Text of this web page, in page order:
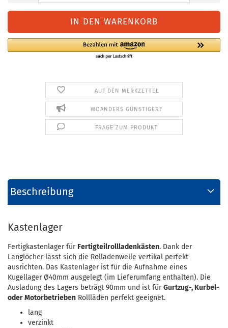
AUF DEN MERKZETTEL
WOANDERS GÜNSTIGER?
FRAGE ZUM PRODUKT
Beschreibung
Kastenlager
Fertigkastenlager für Fertigteilrollladenkästen. Dank der
Langlöcher lässt sich die Rolladenwelle vertikal perfekt
ausrichten. Das Kastenlager ist für die Aufnahme eines
Kugellager Ø40mm ausgelegt (im Lieferumfang enthalten). Die
Ausladung des Lagers beträgt 90mm und ist fürGurtzug-, Kurbel-
oder Motorbetrieben Rollläden perfekt geeignet.
lang
verzinkt